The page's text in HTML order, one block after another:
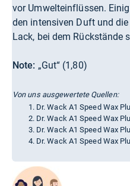
vor Umwelteinflüssen.
den intensiven Duft und
Lack, bei dem Rückstände
Note: „Gut“ (1,80)
Von uns ausgewertete Quellen:
Dr. Wack A1 Speed Wax
Dr. Wack A1 Speed Wax
Dr. Wack A1 Speed Wax
Dr. Wack A1 Speed Wax